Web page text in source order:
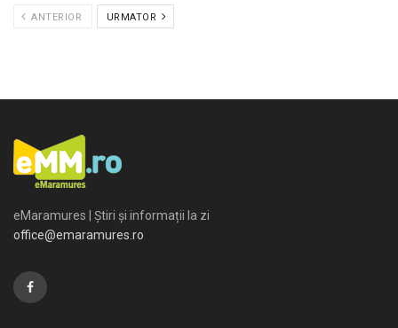
ANTERIOR URMATOR
eMaramures | Știri și informații la zi
office@emaramures.ro